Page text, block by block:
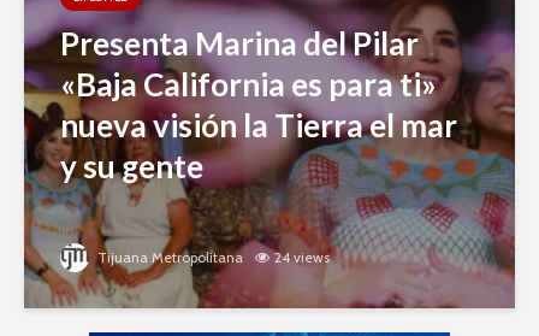
Presenta Marina del Pilar
«Baja California es para ti»
nueva visión la Tierra el mar
y su gente
Tijuana Metropolitana 24 views